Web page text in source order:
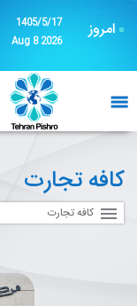
امروز
1405/5/17
Aug 8 2026
کافه تجارت
کافه تجارت